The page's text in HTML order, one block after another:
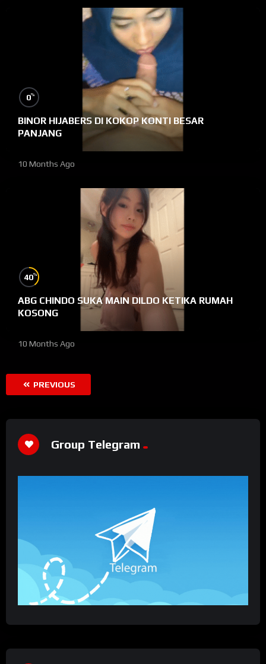
0%
BINOR HIJABERS DI KOKOP KONTI BESAR
PANJANG
10 Months Ago
40%
ABG CHINDO SUKA MAIN DILDO KETIKA RUMAH
KOSONG
10 Months Ago
PREVIOUS
Group Telegram